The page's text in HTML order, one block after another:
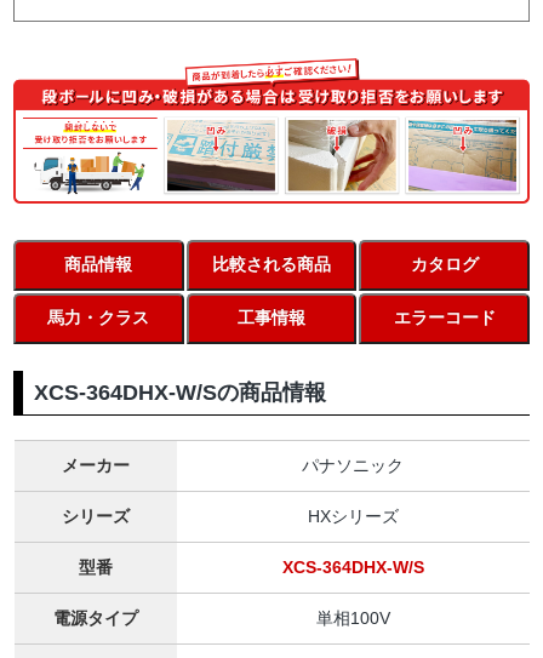
商品情報 比較される商品 カタログ
馬力・クラス 工事情報 エラーコード
XCS-364DHX-W/Sの商品情報
メーカー パナソニック
シリーズ HXシリーズ
型番 XCS-364DHX-W/S
電源タイプ 単相100V